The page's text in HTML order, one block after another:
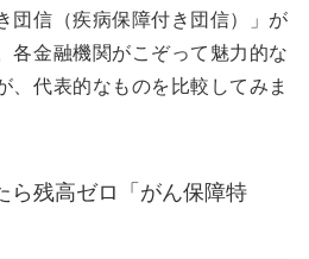
団信（疾病保障付き団信）」が
各金融機関がこぞって魅力的な
、代表的なものを比較してみま
ら残高ゼロ「がん保障特